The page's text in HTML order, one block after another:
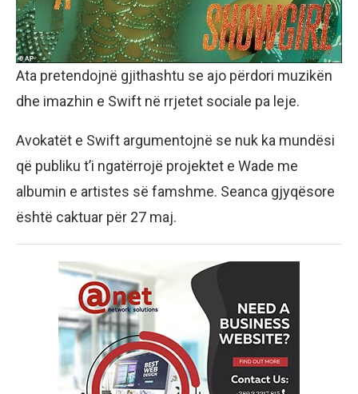
Ata pretendojnë gjithashtu se ajo përdori muzikën
dhe imazhin e Swift në rrjetet sociale pa leje.
Avokatët e Swift argumentojnë se nuk ka mundësi
që publiku t’i ngatërrojë projektet e Wade me
albumin e artistes së famshme. Seanca gjyqësore
është caktuar për 27 maj.